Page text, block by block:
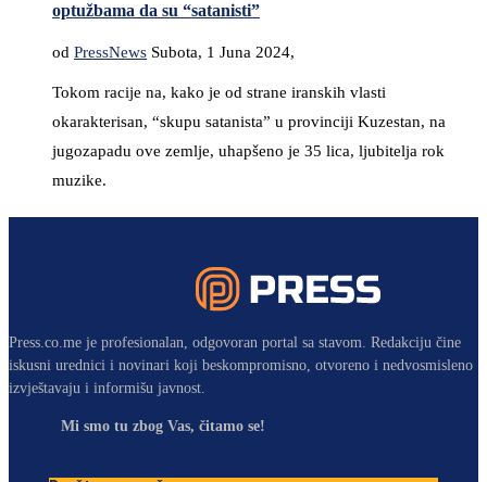
optužbama da su “satanisti”
od PressNews Subota, 1 Juna 2024,
Tokom racije na, kako je od strane iranskih vlasti
okarakterisan, “skupu satanista” u provinciji Kuzestan, na
jugozapadu ove zemlje, uhapšeno je 35 lica, ljubitelja rok
muzike.
Press.co.me je profesionalan, odgovoran portal sa stavom. Redakciju čine
iskusni urednici i novinari koji beskompromisno, otvoreno i nedvosmisleno
izvještavaju i informišu javnost.
Mi smo tu zbog Vas, čitamo se!